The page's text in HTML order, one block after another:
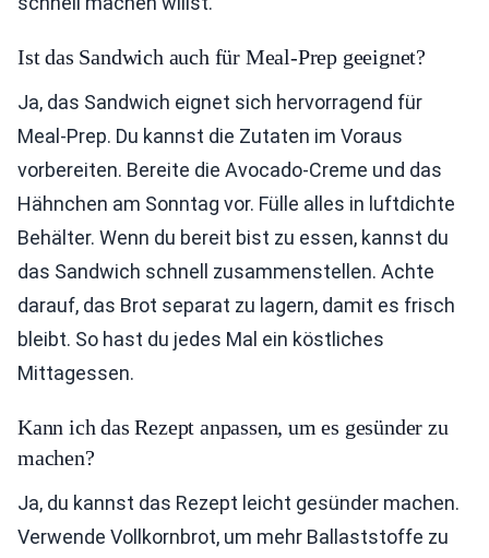
Ist das Sandwich auch für Meal-Prep geeignet?
Ja, das Sandwich eignet sich hervorragend für
Meal-Prep. Du kannst die Zutaten im Voraus
vorbereiten. Bereite die Avocado-Creme und das
Hähnchen am Sonntag vor. Fülle alles in luftdichte
Behälter. Wenn du bereit bist zu essen, kannst du
das Sandwich schnell zusammenstellen. Achte
darauf, das Brot separat zu lagern, damit es frisch
bleibt. So hast du jedes Mal ein köstliches
Mittagessen.
Kann ich das Rezept anpassen, um es gesünder zu
machen?
Ja, du kannst das Rezept leicht gesünder machen.
Verwende Vollkornbrot, um mehr Ballaststoffe zu